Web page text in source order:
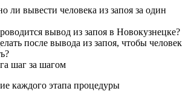
ли вывести человека из запоя за один
вывод из запоя в Новокузнецке?
после вывода из запоя, чтобы человек
шаг за шагом
каждого этапа процедуры